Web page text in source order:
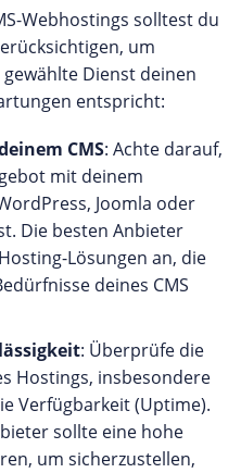
Webhostings solltest du
um
Dienst deinen
entspricht:
CMS: Achte darauf,
mit deinem
Joomla oder
Die besten Anbieter
Lösungen an, die
deines CMS
: Überprüfe die
Hostings, insbesondere
Verfügbarkeit (Uptime).
sollte eine hohe
um sicherzustellen,